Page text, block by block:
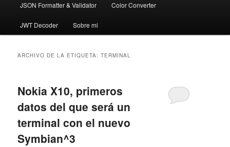
JSON Formatter & Validator Color Converter
JWT Decoder Sobre mi
ARCHIVO DE LA ETIQUETA:TERMINAL
Nokia X10, primeros
datos del que será un
terminal con el nuevo
Symbian^3